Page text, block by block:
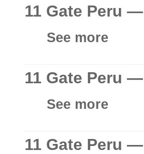
11 Gate Peru
See more
11 Gate Peru
See more
11 Gate Peru